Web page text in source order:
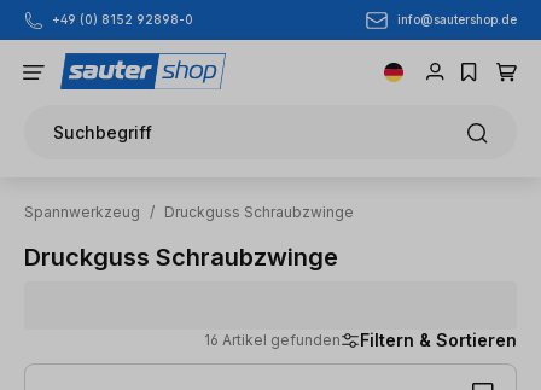
Zum Hauptinhalt springen
+49 (0) 8152 92898-0 info@sautershop.de
Suchbegriff
Spannwerkzeug / Druckguss Schraubzwinge
Druckguss Schraubzwinge
16 Artikel gefunden Filtern & Sortieren
16 Artikel gefunden